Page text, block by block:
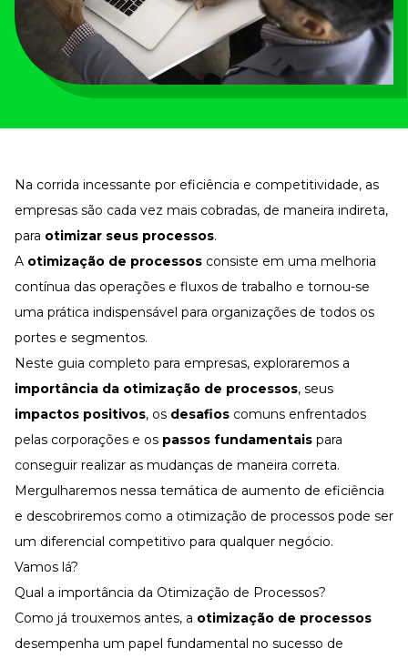
Tudo para facilitar a rotina
Imprensa
VR na Imprensa
Cursos
Todos os Cursos
Explore o nosso acervo
Departamento Pessoal
Para simplificar os processos
Gestão de Empresas e Negócios
Eleve os resultados da organização
Gestão de Pessoas e Liderança
Capacitação com especialistas
Recursos Humanos
Fortaleça a cultura organizacional
Treinamento de Produto
Desenvolva a sua equipe
Materiais Gratuitos
Todos os Materiais Gratuitos
E-book
Aprofunde seu conhecimento
Para agilizar o seu trabalho
Na corrida incessante por eficiência e competitividade, as
empresas são cada vez mais cobradas, de maneira indireta,
para otimizar seus processos.
A otimização de processos consiste em uma melhoria
contínua das operações e fluxos de trabalho e tornou-se
uma prática indispensável para organizações de todos os
portes e segmentos.
Neste guia completo para empresas, exploraremos a
importância da otimização de processos, seus
impactos positivos, os desafios comuns enfrentados
pelas corporações e os passos fundamentais para
conseguir realizar as mudanças de maneira correta.
Mergulharemos nessa temática de aumento de eficiência
e descobriremos como a otimização de processos pode ser
um diferencial competitivo para qualquer negócio.
Vamos lá?
Qual a importância da Otimização de Processos?
Como já trouxemos antes, a otimização de processos
desempenha um papel fundamental no sucesso de